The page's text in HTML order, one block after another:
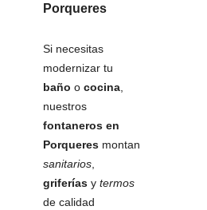
Porqueres
Si necesitas
modernizar tu
baño o cocina,
nuestros
fontaneros en
Porqueres montan
sanitarios,
griferías y termos
de calidad